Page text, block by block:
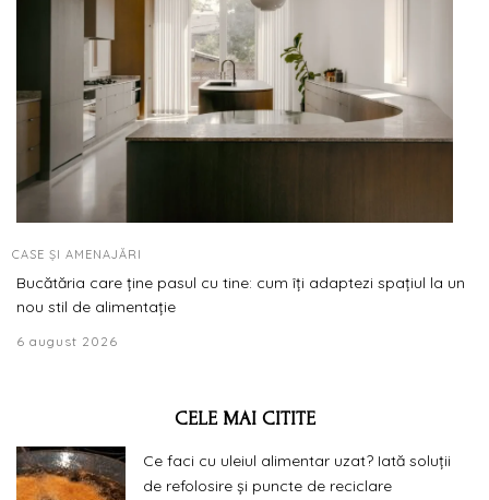
CASE ȘI AMENAJĂRI
Bucătăria care ține pasul cu tine: cum îți adaptezi spațiul la un
nou stil de alimentație
6 august 2026
CELE MAI CITITE
Ce faci cu uleiul alimentar uzat? Iată soluții
de refolosire și puncte de reciclare